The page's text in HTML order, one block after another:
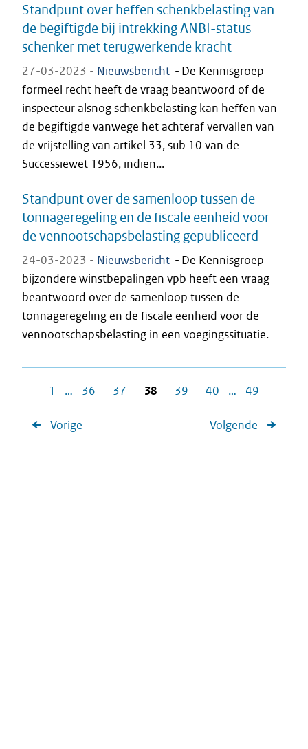
Standpunt over heffen schenkbelasting van
de begiftigde bij intrekking ANBI-status
schenker met terugwerkende kracht
27-03-2023 - Nieuwsbericht - De Kennisgroep
formeel recht heeft de vraag beantwoord of de
inspecteur alsnog schenkbelasting kan heffen van
de begiftigde vanwege het achteraf vervallen van
de vrijstelling van artikel 33, sub 10 van de
Successiewet 1956, indien...
Standpunt over de samenloop tussen de
tonnageregeling en de fiscale eenheid voor
de vennootschapsbelasting gepubliceerd
24-03-2023 - Nieuwsbericht - De Kennisgroep
bijzondere winstbepalingen vpb heeft een vraag
beantwoord over de samenloop tussen de
tonnageregeling en de fiscale eenheid voor de
vennootschapsbelasting in een voegingssituatie.
Vorige
1 … 36 37 38 39 40 … 49
Volgende